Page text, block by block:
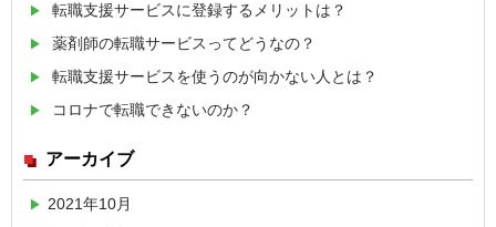
転職支援サービスに登録するメリットは？
薬剤師の転職サービスってどうなの？
転職支援サービスを使うのが向かない人とは？
コロナで転職できないのか？
アーカイブ
2021年10月